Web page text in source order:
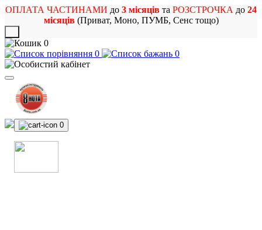
ОПЛАТА ЧАСТИНАМИ до 3 місяців та РОЗСТРОЧКА до 24
місяців(Приват, Моно, ПУМБ, Сенс тощо)
0
0
0
0